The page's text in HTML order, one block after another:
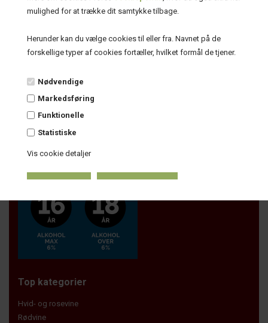
mulighed for at trække dit samtykke tilbage.
Herunder kan du vælge cookies til eller fra. Navnet på de
forskellige typer af cookies fortæller, hvilket formål de tjener.
Nødvendige
Markedsføring
Funktionelle
Statistiske
Vis cookie detaljer
PinotageShoppen
Lillievej 9
+45 2175 6698
CVR.: 30261801
Top kategorier
Hvid- og rosevine
Rødvine